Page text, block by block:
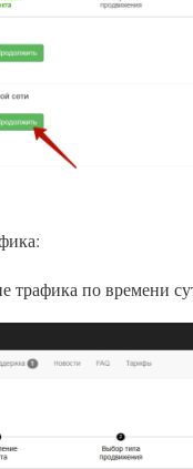
трафика по времени